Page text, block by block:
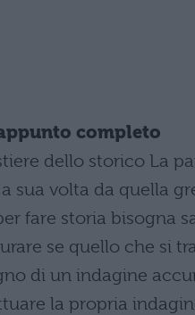
completo
dello storico La
sua volta da quella
per fare storia
se quello che si
di un indagine
la propria